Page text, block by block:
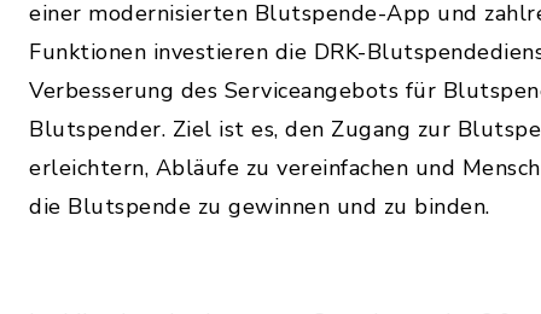
einer modernisierten Blutspende-App und
Funktionen investieren die DRK-
Verbesserung des Serviceangebots für
Blutspender. Ziel ist es, den Zugang zur
erleichtern, Abläufe zu vereinfachen und
die Blutspende zu gewinnen und zu binden.